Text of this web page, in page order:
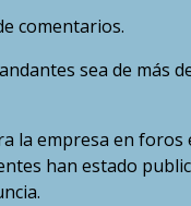
comentarios.
sea de más
la empresa en
han estado